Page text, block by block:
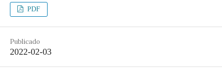
PDF
Publicado
2022-02-03